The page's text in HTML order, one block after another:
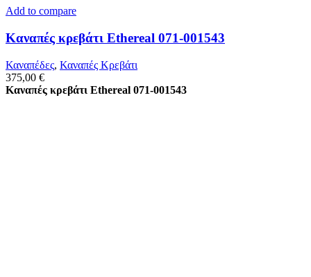
Add to compare
Καναπές κρεβάτι Ethereal 071-001543
Καναπέδες, Καναπές Κρεβάτι
375,00 €
Καναπές κρεβάτι Ethereal 071-001543